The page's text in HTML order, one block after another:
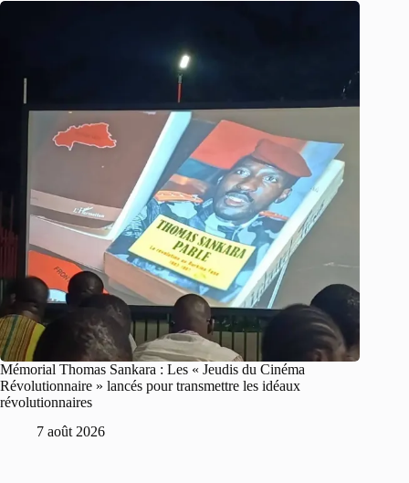
Mémorial Thomas Sankara : Les « Jeudis du Cinéma
Révolutionnaire » lancés pour transmettre les idéaux
révolutionnaires
7 août 2026